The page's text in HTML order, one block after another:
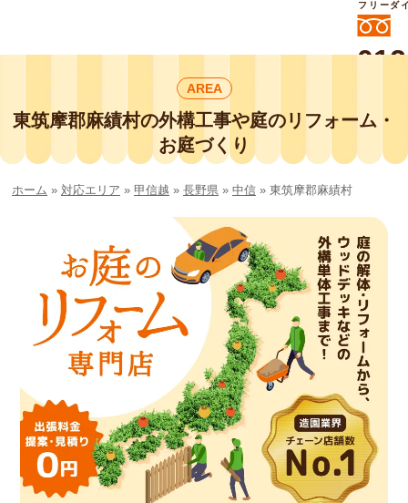
外構工事や庭リフォームは庭づくり業界
No.1チェーン店の
smileガーデンプチ庭づくり事業部にお
任せください！
フリーダ
AREA
東筑摩郡麻績村の外構工事や庭のリフォーム・
お庭づくり
ホーム » 対応エリア » 甲信越 » 長野県 » 中信 » 東筑摩郡麻績村